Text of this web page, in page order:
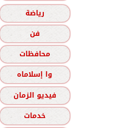
رياضة
فن
محافظات
وا إسلاماه
فيديو الزمان
خدمات